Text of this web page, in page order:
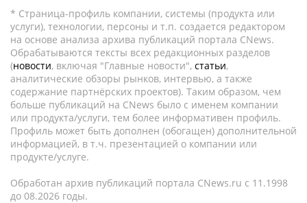
* Страница-профиль компании, системы (продукта или
услуги), технологии, персоны и т.п. создается редактором
на основе анализа архива публикаций портала CNews.
Обрабатываются тексты всех редакционных разделов
(новости, включая "Главные новости", статьи,
аналитические обзоры рынков, интервью, а также
содержание партнёрских проектов). Таким образом, чем
больше публикаций на CNews было с именем компании
или продукта/услуги, тем более информативен профиль.
Профиль может быть дополнен (обогащен) дополнительной
информацией, в т.ч. презентацией о компании или
продукте/услуге.
Обработан архив публикаций портала CNews.ru c 11.1998
до 08.2026 годы.